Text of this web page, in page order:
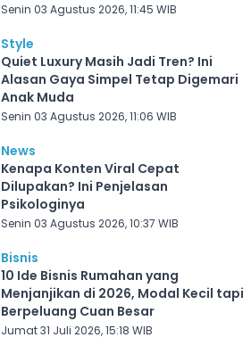
Senin 03 Agustus 2026, 11:45 WIB
Style
Quiet Luxury Masih Jadi Tren? Ini
Alasan Gaya Simpel Tetap Digemari
Anak Muda
Senin 03 Agustus 2026, 11:06 WIB
News
Kenapa Konten Viral Cepat
Dilupakan? Ini Penjelasan
Psikologinya
Senin 03 Agustus 2026, 10:37 WIB
Bisnis
10 Ide Bisnis Rumahan yang
Menjanjikan di 2026, Modal Kecil tapi
Berpeluang Cuan Besar
Jumat 31 Juli 2026, 15:18 WIB